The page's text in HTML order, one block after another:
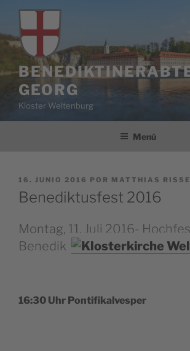
Saltar
contenido
GEORG
Kloster Weltenburg
Menú
PUBLICADO
EL
16. JUNIO 2016 POR MATTHIAS RISSE
Benediktusfest 2016
Montag, 11. Juli 2016-
Benedikt
16:30 Uhr Pontifikalvesper